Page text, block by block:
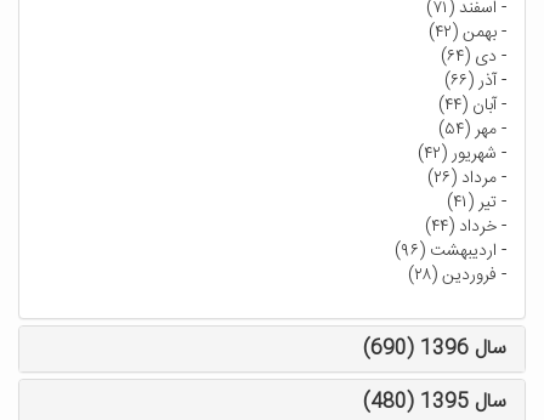
- اسفند (۷۱)
-بهمن (۴۲)
- دی (۶۴)
-آذر (۶۶)
-آبان (۴۴)
-مهر (۵۴)
- شهریور (۴۲)
-مرداد (۲۶)
-تیر (۴۱)
-خرداد (۴۴)
- اردیبهشت (۹۶)
- فروردین (۲۸)
سال 1396 (690)
سال 1395 (480)